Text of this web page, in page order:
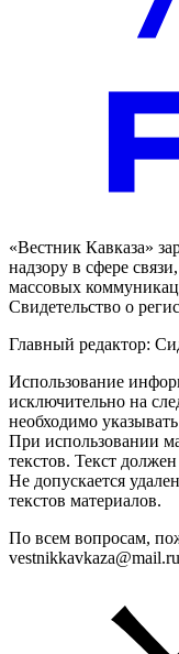
«Вестник Кавказа»
надзору в сфере
массовых
Свидетельство о
Главный редактор:
Использование
исключительно на
необходимо
При использовании
текстов. Текст
Не допускается
текстов материалов.
По всем вопросам,
vestnikkavkaza@mail.ru